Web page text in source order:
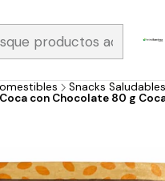
Fijo 6019251796 / Envios a todo
Snacks Saludables
con Chocolate 80 g